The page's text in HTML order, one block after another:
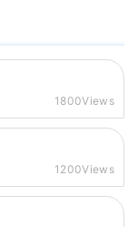
1800Views
1200Views